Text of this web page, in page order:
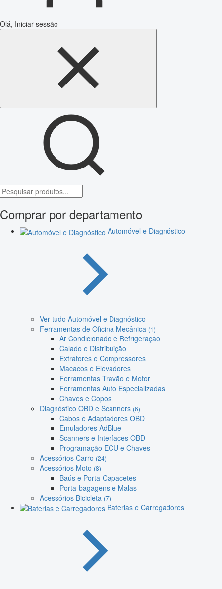
Olá, Iniciar sessão
Comprar por departamento
Automóvel e Diagnóstico
Ver tudo Automóvel e Diagnóstico
Ferramentas de Oficina Mecânica (1)
Ar Condicionado e Refrigeração
Calado e Distribuição
Extratores e Compressores
Macacos e Elevadores
Ferramentas Travão e Motor
Ferramentas Auto Especializadas
Chaves e Copos
Diagnóstico OBD e Scanners (6)
Cabos e Adaptadores OBD
Emuladores AdBlue
Scanners e Interfaces OBD
Programação ECU e Chaves
Acessórios Carro (24)
Acessórios Moto (8)
Baús e Porta-Capacetes
Porta-bagagens e Malas
Acessórios Bicicleta (7)
Baterias e Carregadores